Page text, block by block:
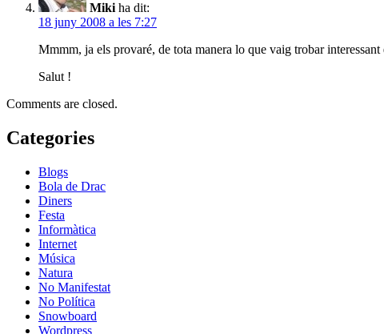
Miki ha dit:
18 juny 2008 a les 7:27
Mmmm, ja els provaré, de tota manera lo que vaig trobar
Salut !
Comments are closed.
Categories
Blogs
Bola de Drac
Diners
Festa
Informàtica
Internet
Música
Natura
No Manifestat
No Política
Snowboard
Wordpress